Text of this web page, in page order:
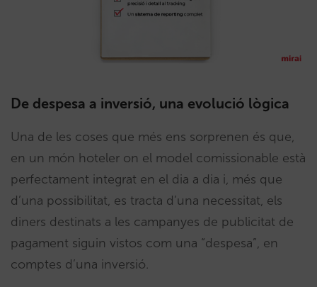
De despesa a inversió, una evolució lògica
Una de les coses que més ens sorprenen és que,
en un món hoteler on el model comissionable està
perfectament integrat en el dia a dia i, més que
d’una possibilitat, es tracta d’una necessitat, els
diners destinats a les campanyes de publicitat de
pagament siguin vistos com una “despesa”, en
comptes d’una inversió.